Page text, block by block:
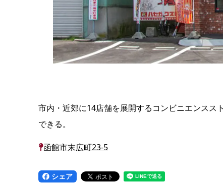
市内・近郊に14店舗を展開するコンビニエンス
できる。
函館市末広町23-5
シェア